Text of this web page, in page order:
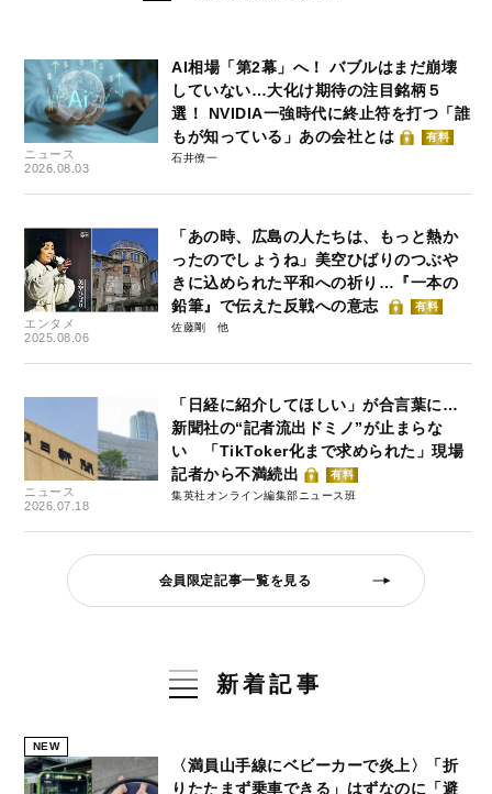
ニュース
2026.08.03
AI相場「第2幕」へ！ バブルはまだ崩壊
していない…大化け期待の注目銘柄５
選！ NVIDIA一強時代に終止符を打つ「誰
もが知っている」あの会社とは
有料
石井僚一
エンタメ
2025.08.06
「あの時、広島の人たちは、もっと熱か
ったのでしょうね」美空ひばりのつぶや
きに込められた平和への祈り…『一本の
鉛筆』で伝えた反戦への意志
有料
佐藤剛
ニュース
2026.07.18
「日経に紹介してほしい」が合言葉に…
新聞社の“記者流出ドミノ”が止まらな
い 「TikToker化まで求められた」現場
記者から不満続出
有料
集英社オンライン編集部ニュース班
会員限定記事一覧を見る
新着記事
NEW
〈満員山手線にベビーカーで炎上〉「折
りたたまず乗車できる」はずなのに「避